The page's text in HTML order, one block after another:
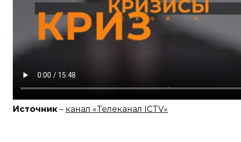
Источник – канал «Телеканал ICTV»